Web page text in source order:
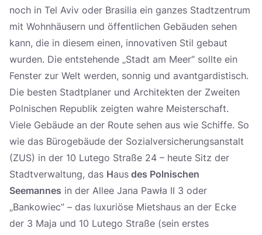
noch in Tel Aviv oder Brasilia ein ganzes Stadtzentrum
mit Wohnhäusern und öffentlichen Gebäuden sehen
kann, die in diesem einen, innovativen Stil gebaut
wurden. Die entstehende „Stadt am Meer“ sollte ein
Fenster zur Welt werden, sonnig und avantgardistisch.
Die besten Stadtplaner und Architekten der Zweiten
Polnischen Republik zeigten wahre Meisterschaft.
Viele Gebäude an der Route sehen aus wie Schiffe. So
wie das Bürogebäude der Sozialversicherungsanstalt
(ZUS) in der 10 Lutego Straße 24 – heute Sitz der
Stadtverwaltung, das Haus des Polnischen
Seemannes in der Allee Jana Pawła II 3 oder
„Bankowiec” – das luxuriöse Mietshaus an der Ecke
der 3 Maja und 10 Lutego Straße (sein erstes